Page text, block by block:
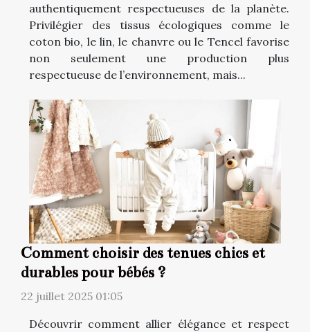
authentiquement respectueuses de la planète.
Privilégier des tissus écologiques comme le
coton bio, le lin, le chanvre ou le Tencel favorise
non seulement une production plus
respectueuse de l’environnement, mais...
Comment choisir des tenues chics et
durables pour bébés ?
22 juillet 2025 01:05
Découvrir comment allier élégance et respect